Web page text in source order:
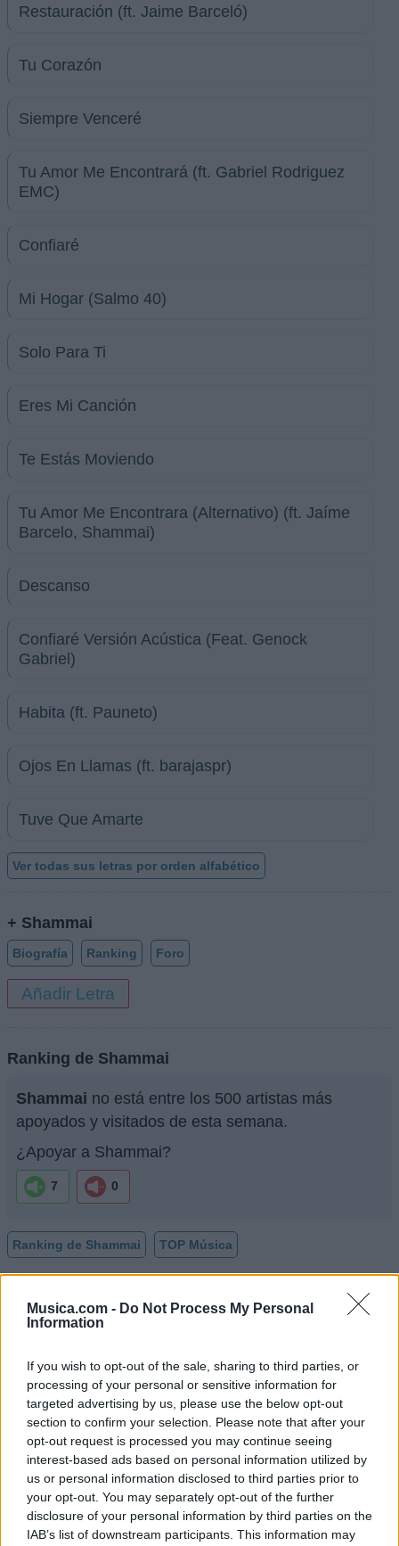
Musica.com - Do Not Process My Personal
Information
If you wish to opt-out of the sale, sharing to third parties, or
processing of your personal or sensitive information for
targeted advertising by us, please use the below opt-out
section to confirm your selection. Please note that after your
opt-out request is processed you may continue seeing
interest-based ads based on personal information utilized by
us or personal information disclosed to third parties prior to
your opt-out. You may separately opt-out of the further
disclosure of your personal information by third parties on the
IAB’s list of downstream participants. This information may
Restauración (ft. Jaime Barceló)
Tu Corazón
Siempre Venceré
Tu Amor Me Encontrará (ft. Gabriel Rodriguez
EMC)
Confiaré
Mi Hogar (Salmo 40)
Solo Para Ti
Eres Mi Canción
Te Estás Moviendo
Tu Amor Me Encontrara (Alternativo) (ft. Jaíme
Barcelo, Shammai)
Descanso
Confiaré Versión Acústica (Feat. Genock
Gabriel)
Habita (ft. Pauneto)
Ojos En Llamas (ft. barajaspr)
Tuve Que Amarte
Ver todas sus letras por orden alfabético
+ Shammai
Biografía Ranking Foro
Añadir Letra
Ranking de Shammai
Shammai no está entre los 500 artistas más
apoyados y visitados de esta semana.
¿Apoyar a Shammai?
7 0
Ranking de Shammai TOP Música